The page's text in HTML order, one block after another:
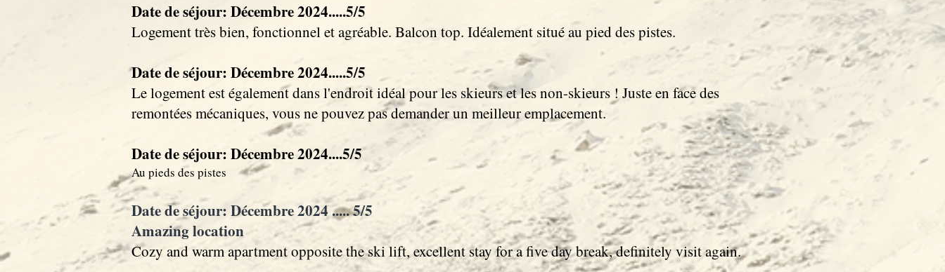
Date de séjour: Décembre 2024.....5/5
Logement très bien, fonctionnel et agréable. Balcon top. Idéalement situé au pied des pistes.
Date de séjour: Décembre 2024.....5/5
Le logement est également dans l'endroit idéal pour les skieurs et les non-skieurs ! Juste en face des
remontées mécaniques, vous ne pouvez pas demander un meilleur emplacement.
Date de séjour: Décembre 2024....5/5
Au pieds des pistes
Date de séjour: Décembre 2024 ..... 5/5
Amazing location
Cozy and warm apartment opposite the ski lift, excellent stay for a five day break, definitely visit again.